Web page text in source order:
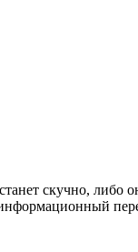
скучно, либо